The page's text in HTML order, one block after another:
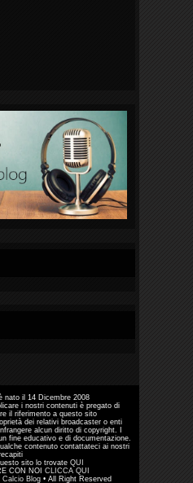
nato il 14 Dicembre 2008
i nostri contenuti è pregato di
il riferimento a questo sito
dei relativi broadcaster o enti
alcun diritto di copyright. I
fine educativo e di documentazione.
contenuto contattateci ai nostri
sito lo trovate QUI
CON NOI CLICCA QUI
Calcio Blog • All Right Reserved